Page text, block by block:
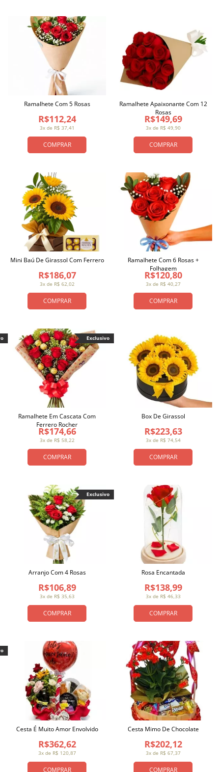
COMPRAR
3x de R$ 37,41
R$112,24
Ramalhete Com 5 Rosas
COMPRAR
3x de R$ 49,90
R$149,69
Ramalhete Apaixonante Com 12
Rosas
COMPRAR
3x de R$ 62,02
R$186,07
Mini Baú De Girassol Com Ferrero
COMPRAR
3x de R$ 40,27
R$120,80
Ramalhete Com 6 Rosas +
Folhagem
COMPRAR
3x de R$ 58,22
R$174,66
Ramalhete Em Cascata Com
Ferrero Rocher
Exclusivo
COMPRAR
3x de R$ 74,54
R$223,63
Box De Girassol
COMPRAR
3x de R$ 35,63
R$106,89
Arranjo Com 4 Rosas
Exclusivo
COMPRAR
3x de R$ 46,33
R$138,99
Rosa Encantada
COMPRAR
3x de R$ 120,87
R$362,62
Cesta É Muito Amor Envolvido
COMPRAR
3x de R$ 67,37
R$202,12
Cesta Mimo De Chocolate